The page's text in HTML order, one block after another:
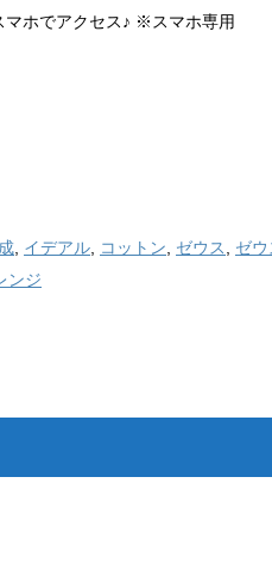
マホでアクセス♪ ※スマホ専用
イデアル コットン ゼウス ゼ
ンジ